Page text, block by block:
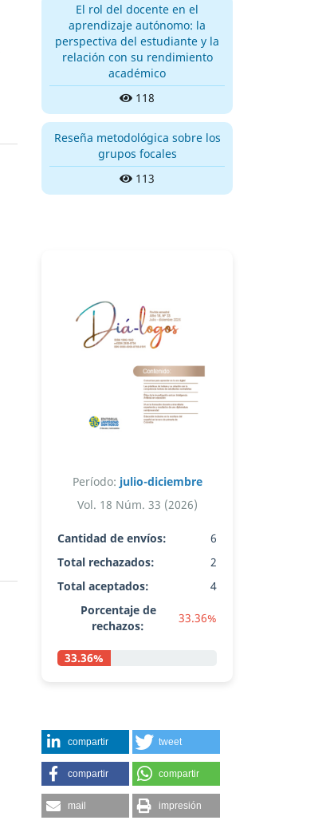
El rol del docente en el
aprendizaje autónomo: la
perspectiva del estudiante y la
relación con su rendimiento
académico
118
Reseña metodológica sobre los
grupos focales
113
Período: julio-diciembre
Vol. 18 Núm. 33 (2026)
Cantidad de envíos:
6
Total rechazados:
2
Total aceptados:
4
Porcentaje de
rechazos:
33.36%
33.36%
compartir tweet
compartir compartir
mail impresión